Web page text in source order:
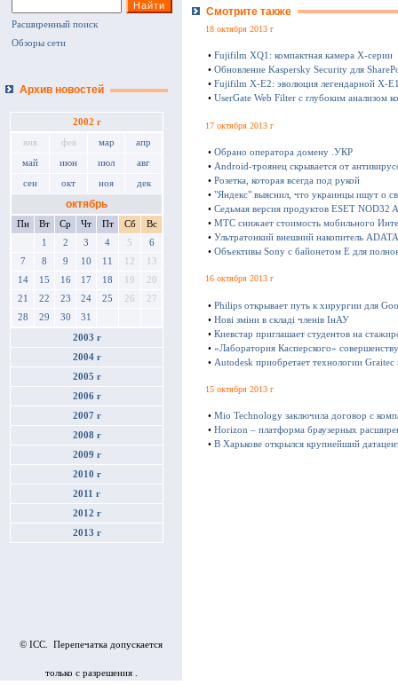
Расширенный поиск
Обзоры сети
Архив новостей
2002 г
янв фев мар апр
май июн июл авг
сен окт ноя дек
октябрь
Пн Вт Ср Чт Пт Сб
Вс
1
2 3 4 5
6
7
8 9 10 11 12
13
14
15 16 17 18 19
20
21
22 23 24 25 26
27
28
29 30 31
2003 г
2004 г
2005 г
2006 г
2007 г
2008 г
2009 г
2010 г
2011 г
2012 г
2013 г
© ICC. Перепечатка допускается
только с разрешения .
Смотрите также
18 октября 2013 г
• Fujifilm XQ1: компактная камера Х-серии
• Обновление Kaspersky Security для
• Fujifilm X-E2: эволюция легендарной X-
• UserGate Web Filter с глубоким анализом
17 октября 2013 г
• Обрано оператора домену .УКР
• Android-троянец скрывается от
• Розетка, которая всегда под рукой
• "Яндекс" выяснил, что украинцы ищут о
• Седьмая версия продуктов ESET NOD32
• МТС снижает стоимость мобильного
• Ультратонкий внешний накопитель
• Объективы Sony с байонетом E для
16 октября 2013 г
• Philips открывает путь к хирургии для
• Нові зміни в складі членів ІнАУ
• Киевстар приглашает студентов на
• «Лаборатория Касперского»
• Autodesk приобретает технологии
15 октября 2013 г
• Mio Technology заключила договор с
• Horizon – платформа браузерных
• В Харькове открылся крупнейший